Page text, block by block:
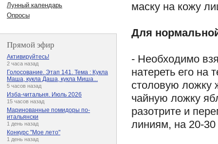
маску на кожу
Для
- Необходимо
натереть его на
столовую ложку
чайную ложку
разотрите и
линиям, на 20-
Лунный календарь
Опросы
Прямой эфир
Активируйтесь!
2 часа назад
Голосование. Этап 141. Тема : Кукла
Маша, кукла Даша, кукла Миша...
5 часов назад
Изба-читальня. Июль 2026
15 часов назад
Маринованные помидоры по-
итальянски
1 день назад
Конкурс "Мое лето"
1 день назад